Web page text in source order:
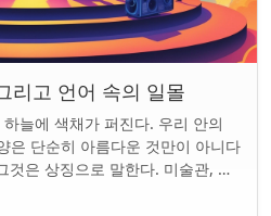
리고 언어 속의 일몰
늘에 색채가 퍼진다. 우리 안의
은 단순히 아름다운 것만이 아니다
것은 상징으로 말한다. 미술관, 화